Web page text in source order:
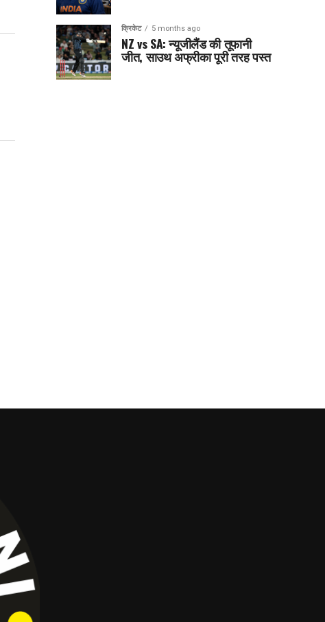
क्रिकेट 5 months ago
NZ vs SA: न्यूजीलैंड की तूफानी
जीत, साउथ अफ्रीका पूरी तरह पस्त